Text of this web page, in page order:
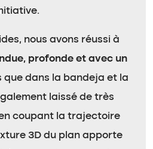
nous avons réussi à
profonde et avec un
que dans la bandeja et la
laissé de très
coupant la trajectoire
3D du plan apporte